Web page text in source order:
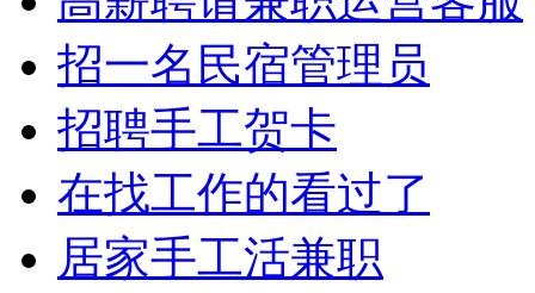
招一名民宿管理员
招聘手工贺卡
在找工作的看过了
居家手工活兼职